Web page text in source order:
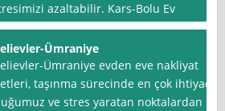
azaltabilir. Kars-Bolu Ev
Ümraniye
Ümraniye evden eve nakliyat
taşınma sürecinde en çok ihtiyaç
ve stres yaratan noktalardan